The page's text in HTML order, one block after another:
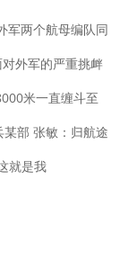
两个航母编队同
外军的严重挑衅
米一直缠斗至
部 张敏：归航途
就是我